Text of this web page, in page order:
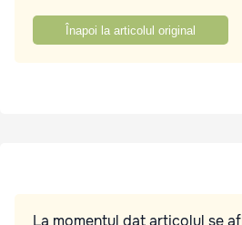
Înapoi la articolul original
La momentul dat articolul se